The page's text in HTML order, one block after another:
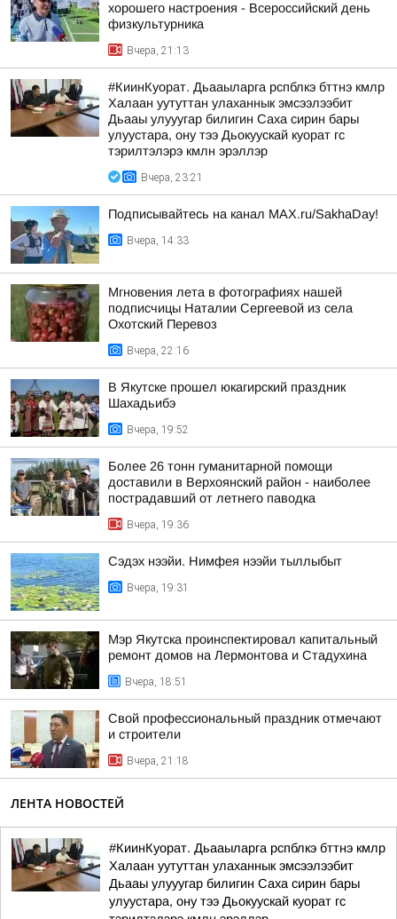
хорошего настроения - Всероссийский день
физкультурника
Вчера, 21:13
#КиинКуорат. Дьааыларга рспблкэ бттнэ кмлр
Халаан уутуттан улаханнык эмсээлээбит
Дьааы улууугар билигин Саха сирин бары
улуустара, ону тээ Дьокуускай куорат гс
тэрилтэлэрэ кмлн эрэллэр
Вчера, 23:21
Подписывайтесь на канал MAX.ru/SakhaDay!
Вчера, 14:33
Мгновения лета в фотографиях нашей
подписчицы Наталии Сергеевой из села
Охотский Перевоз
Вчера, 22:16
В Якутске прошел юкагирский праздник
Шахадьибэ
Вчера, 19:52
Более 26 тонн гуманитарной помощи
доставили в Верхоянский район - наиболее
пострадавший от летнего паводка
Вчера, 19:36
Сэдэх нээйи. Нимфея нээйи тыллыбыт
Вчера, 19:31
Мэр Якутска проинспектировал капитальный
ремонт домов на Лермонтова и Стадухина
Вчера, 18:51
Свой профессиональный праздник отмечают
и строители
Вчера, 21:18
ЛЕНТА НОВОСТЕЙ
#КиинКуорат. Дьааыларга рспблкэ бттнэ кмлр
Халаан уутуттан улаханнык эмсээлээбит
Дьааы улууугар билигин Саха сирин бары
улуустара, ону тээ Дьокуускай куорат гс